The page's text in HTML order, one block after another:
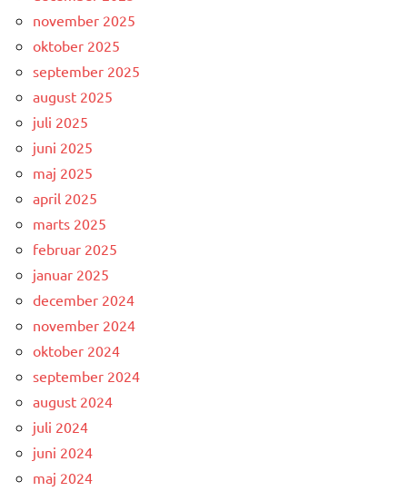
november 2025
oktober 2025
september 2025
august 2025
juli 2025
juni 2025
maj 2025
april 2025
marts 2025
februar 2025
januar 2025
december 2024
november 2024
oktober 2024
september 2024
august 2024
juli 2024
juni 2024
maj 2024